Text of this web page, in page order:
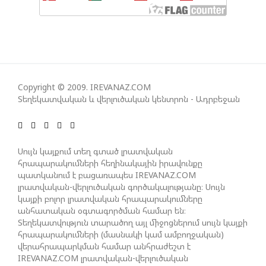
ԳՈՐԾՈՒՆԵՈՒԹՅՈՒՆ ԱԴՐԲԵՋԱՆՈՒՄ ԱՆՕՐԻՆԱԿԱՆ
Է ՃԱՆԱՉՎԵԼ
ՆԱԽԱԳԱՀ ԻԼՀԱՄ ԱԼԻԵՎԸ ՇՆՈՐՀԱՎՈՐԵԼ Է ԻՐ
ՄԱԼԴԻՎՑԻ ԳՈՐԾԸՆԿԵՐ ՄՈՀԱՄՄԵԴ ՄՈՒԻԶԱՅԻՆ.
«ՄԵՆՔ ԳՈՀ ԵՆՔ ԱԴՐԲԵՋԱՆԻ ԵՎ ՄԱԼԴԻՎՆԵՐԻ
ՄԻՋԵՎ ՀԱՐԱԲԵՐՈՒԹՅՈՒՆՆԵՐԻ ԴԻՆԱՄԻԿ
ԶԱՐԳԱՑՈՒՄԻՑ»
ՇԱՐՈՒՆԱԿՎՈՒՄ Է «ՄԵԾ ՎԵՐԱԴԱՐՁ» ԾՐԱԳՐԻ
ԻՐԱԿԱՆԱՑՈՒՄԸ
Copyright © 2009. IREVANAZ.COM
Տեղեկատվական և վերլուծական կենտրոն - Ադրբեջան
Սույն կայքում տեղ գտած լրատվական
հրապարակումների հեղինակային իրավունքը
պատկանում է բացառապես IREVANAZ.COM
լրատվական-վերլուծական գործակալությանը։ Սույն
կայքի բոլոր լրատվական հրապարակումները
անհատական օգտագործման համար են։
Տեղեկատվություն տարածող այլ միջոցներում սույն կայքի
հրապարակումների (մասնակի կամ ամբողջական)
վերահրապարկման համար անհրաժեշտ է
IREVANAZ.COM լրատվական-վերլուծական